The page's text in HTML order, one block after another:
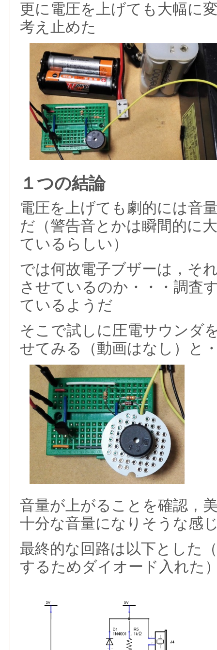
更に電圧を上げても大幅に
考え止めた
１つの結論
電圧を上げても劇的には音
だ（警告音とかは瞬間的に
ているらしい）
では何故電子ブザーは，そ
させているのか・・・調査
ているようだ
そこで試しに圧電サウンダ
せてみる（動画はなし）と
音量が上がることを確認，
十分な音量になりそうな感
最終的な回路は以下とした
するためダイオード入れた